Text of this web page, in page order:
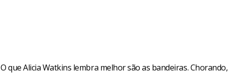
O que Alicia Watkins lembra melhor são as bandeiras. Chorando,